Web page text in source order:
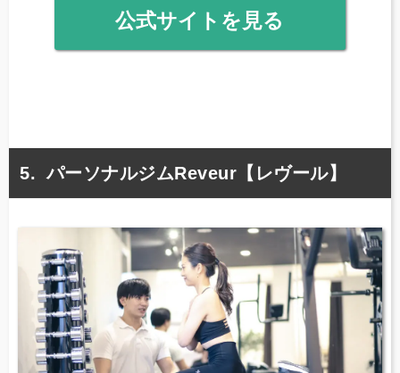
公式サイトを見る
パーソナルジムReveur【レヴール】